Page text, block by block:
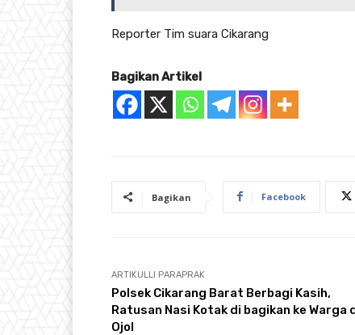
Reporter Tim suara Cikarang
Bagikan Artikel
Bagikan Facebook
ARTIKULLI PARAPRAK
Polsek Cikarang Barat Berbagi Kasih,
Ratusan Nasi Kotak di bagikan ke Warga
Ojol